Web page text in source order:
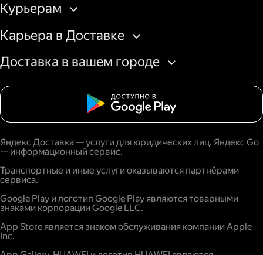
Курьерам
Карьера в Доставке
Доставка в вашем городе
Яндекс Доставка — услуги для юридических лиц. Яндекс Go
— информационный сервис.
Транспортные и иные услуги оказываются партнёрами
сервиса.
Google Play и логотип Google Play являются товарными
знаками корпорации Google LLC.
App Store является знаком обслуживания компании Apple
Inc.